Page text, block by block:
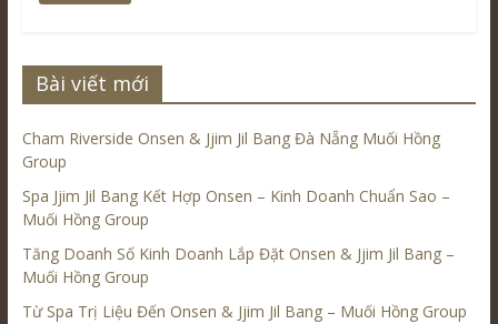
Bài viết mới
Cham Riverside Onsen & Jjim Jil Bang Đà Nẵng Muối Hồng
Group
Spa Jjim Jil Bang Kết Hợp Onsen – Kinh Doanh Chuẩn Sao –
Muối Hồng Group
Tăng Doanh Số Kinh Doanh Lắp Đặt Onsen & Jjim Jil Bang –
Muối Hồng Group
Từ Spa Trị Liệu Đến Onsen & Jjim Jil Bang – Muối Hồng Group